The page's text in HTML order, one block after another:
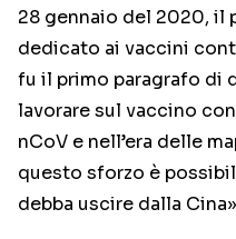
28 gennaio del 2020, il
dedicato ai vaccini
fu il primo paragrafo di
lavorare sul vaccino
nCoV e nell’era delle
questo sforzo è
debba uscire dalla